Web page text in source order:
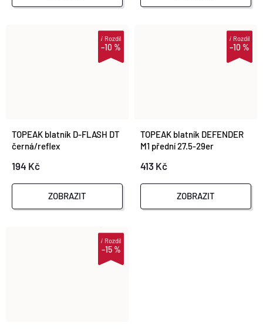
–10 %
iRozdíl
TOPEAK blatník D-FLASH DT
černá/reflex
194 Kč
ZOBRAZIT
–10 %
iRozdíl
TOPEAK blatník DEFENDER
M1 přední 27.5-29er
413 Kč
ZOBRAZIT
–15 %
iRozdíl